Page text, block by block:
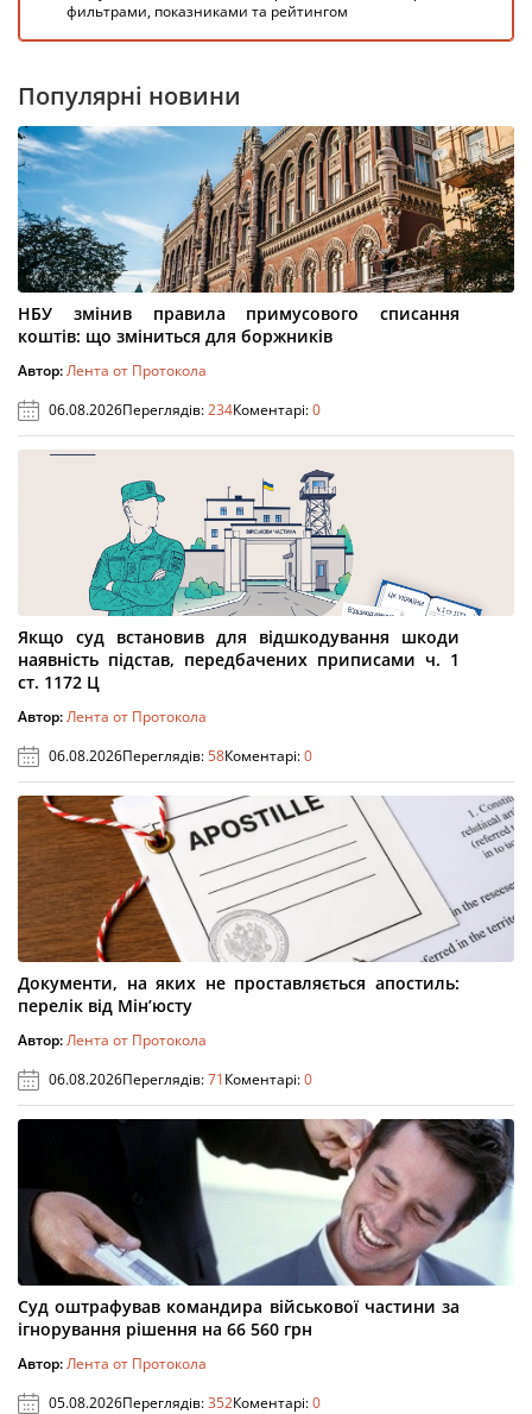
фильтрами, показниками та рейтингом
Популярні новини
НБУ змінив правила примусового списання
коштів: що зміниться для боржників
Автор:Лента от Протокола
06.08.2026Переглядів:234Коментарі:0
Якщо суд встановив для відшкодування шкоди
наявність підстав, передбачених приписами ч. 1
ст. 1172 Ц
Автор:Лента от Протокола
06.08.2026Переглядів:58Коментарі:0
Документи, на яких не проставляється апостиль:
перелік від Мін’юсту
Автор:Лента от Протокола
06.08.2026Переглядів:71Коментарі:0
Суд оштрафував командира військової частини за
ігнорування рішення на 66 560 грн
Автор:Лента от Протокола
05.08.2026Переглядів:352Коментарі:0